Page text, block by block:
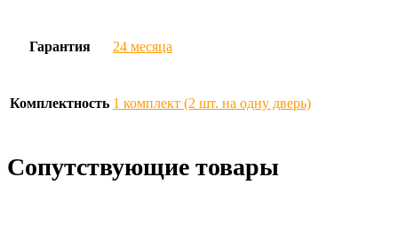
Гарантия 24 месяца
Комплектность 1 комплект (2 шт. на одну дверь)
Сопутствующие товары